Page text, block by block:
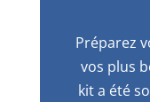
Préparez
vos plus
kit a été